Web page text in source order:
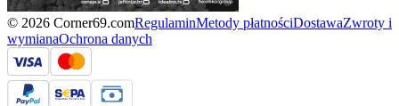
© 2026 Corner69.comRegulaminMetody płatnościDostawaZwroty i
wymianaOchrona danych